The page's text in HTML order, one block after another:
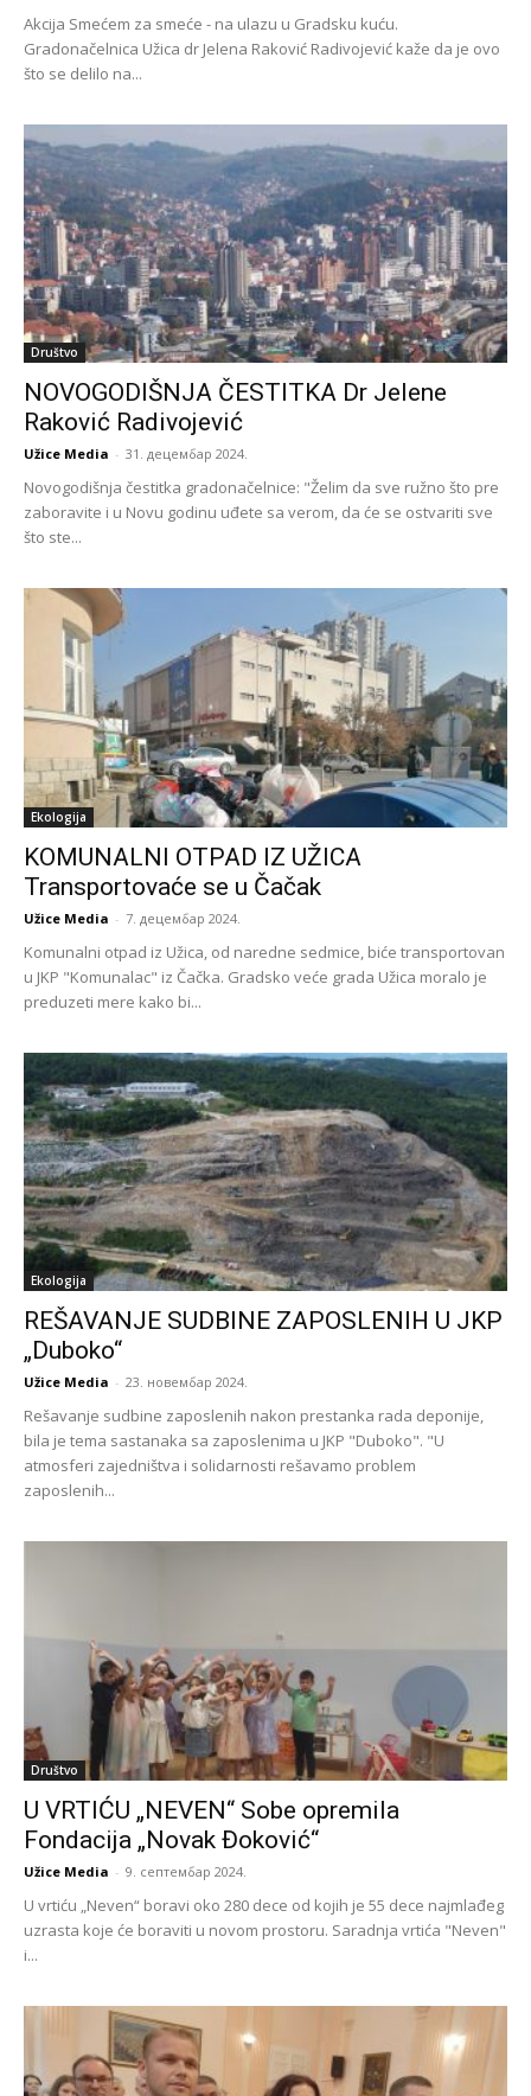
Akcija Smećem za smeće - na ulazu u Gradsku kuću.
Gradonačelnica Užica dr Jelena Raković Radivojević kaže da je ovo
što se delilo na...
Društvo
NOVOGODIŠNJA ČESTITKA Dr Jelene
Raković Radivojević
Užice Media - 31. децембар 2024.
Novogodišnja čestitka gradonačelnice: "Želim da sve ružno što pre
zaboravite i u Novu godinu uđete sa verom, da će se ostvariti sve
što ste...
Ekologija
KOMUNALNI OTPAD IZ UŽICA
Transportovaće se u Čačak
Užice Media - 7. децембар 2024.
Komunalni otpad iz Užica, od naredne sedmice, biće transportovan
u JKP "Komunalac" iz Čačka. Gradsko veće grada Užica moralo je
preduzeti mere kako bi...
Ekologija
REŠAVANJE SUDBINE ZAPOSLENIH U JKP
„Duboko“
Užice Media - 23. новембар 2024.
Rešavanje sudbine zaposlenih nakon prestanka rada deponije,
bila je tema sastanaka sa zaposlenima u JKP "Duboko". "U
atmosferi zajedništva i solidarnosti rešavamo problem
zaposlenih...
Društvo
U VRTIĆU „NEVEN“ Sobe opremila
Fondacija „Novak Đoković“
Užice Media - 9. септембар 2024.
U vrtiću „Neven“ boravi oko 280 dece od kojih je 55 dece najmlađeg
uzrasta koje će boraviti u novom prostoru. Saradnja vrtića "Neven"
i...